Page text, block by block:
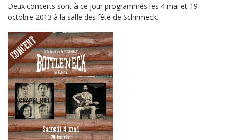
Deux concerts sont à ce jour programmés les 4 mai et 19
octobre 2013 à la salle des fête de Schirmeck.